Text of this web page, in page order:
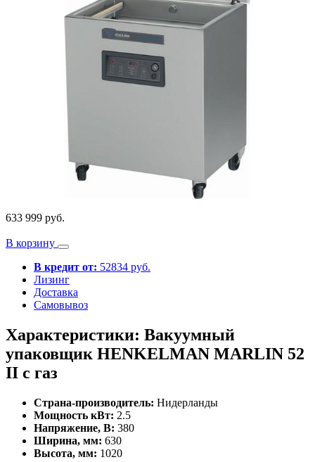
633 999 руб.
В корзину
В кредит от: 52834 руб.
Лизинг
Доставка
Самовывоз
Характеристики: Вакуумный
упаковщик HENKELMAN MARLIN 52
II с газ
Страна-производитель: Нидерланды
Мощность кВт: 2.5
Напряжение, В: 380
Ширина, мм: 630
Высота, мм: 1020